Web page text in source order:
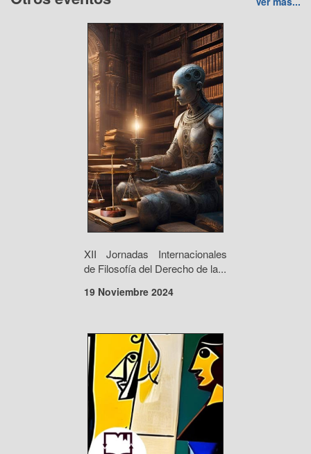
XII Jornadas Internacionales
de Filosofía del Derecho de la...
19 Noviembre 2024